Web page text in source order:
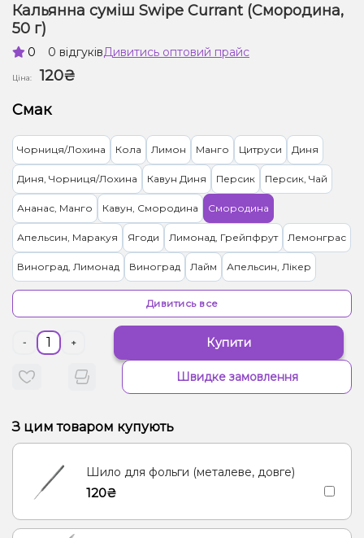
Кальянна суміш Swipe Currant (Смородина,
50 г)
0 0 відгуківДивитись оптовий прайс
Ціна:
120₴
Смак
Чорниця/Лохина Кола Лимон Манго Цитруси Диня
Диня, Чорниця/Лохина Кавун Диня Персик Персик, Чай
Ананас, Манго Кавун, Смородина Смородина
Апельсин, Маракуя Ягоди Лимонад, Грейпфрут Лемонграс
Виноград, Лимонад Виноград Лайм Апельсин, Лікер
Ялинка Вівсянка/Пластівці
Жуйка (фруктова)
Малина Банан, Желе Цукерки, Мультифрукт
Енергетик Яблуко Кокос, Молоко Морозиво, Ягоди
Лід/Холодок Кориця Груша/Дюшес Полуниця, Молоко
Згущене молоко
Лимонад, Ягоди
Дивитись все
- + Купити
Швидке замовлення
З цим товаром купують
Шило для фольги (металеве, довге)
120₴